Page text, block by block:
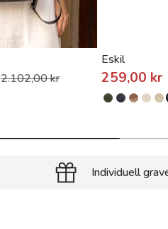
2.102,00 kr
Eskil
259,00 kr
Individuell